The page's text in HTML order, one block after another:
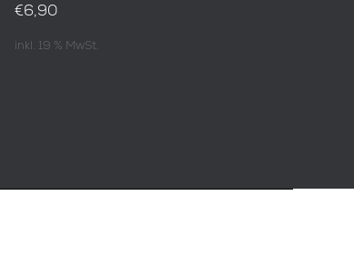
€6,90
inkl. 19 % MwSt.